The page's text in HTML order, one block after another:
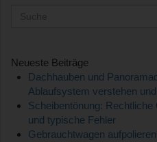
Neueste Beiträge
Dachhauben und
Ablaufsystem verstehen
Scheibentönung:
und typische Fehler
Gebrauchtwagen